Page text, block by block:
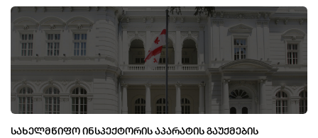
ᲡᲐᲮᲔᲚᲛᲬᲘᲤᲝ ᲘᲜᲡᲞᲔᲥᲢᲝᲠᲘᲡ ᲐᲞᲐᲠᲐᲢᲘᲡ ᲒᲐᲣᲥᲛᲔᲑᲘᲡ